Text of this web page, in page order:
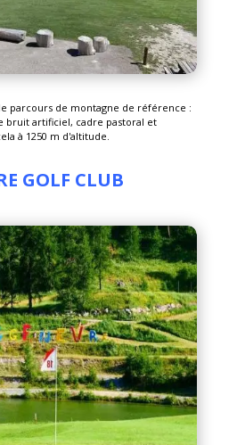
parcours de montagne de référence :
bruit artificiel, cadre pastoral et
à 1250 m d'altitude.
GOLF CLUB